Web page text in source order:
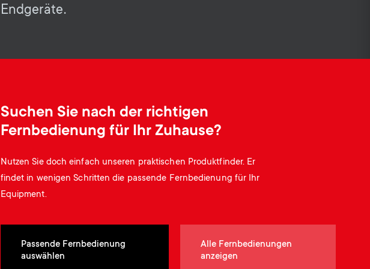
a
r
y
r
a
y
u
Endgeräte.
Suchen Sie nach der richtigen
Fernbedienung für Ihr Zuhause?
Nutzen Sie doch einfach unseren praktischen Produktfinder. Er
findet in wenigen Schritten die passende Fernbedienung für Ihr
Equipment.
Passende Fernbedienung
auswählen
Alle Fernbedienungen
anzeigen